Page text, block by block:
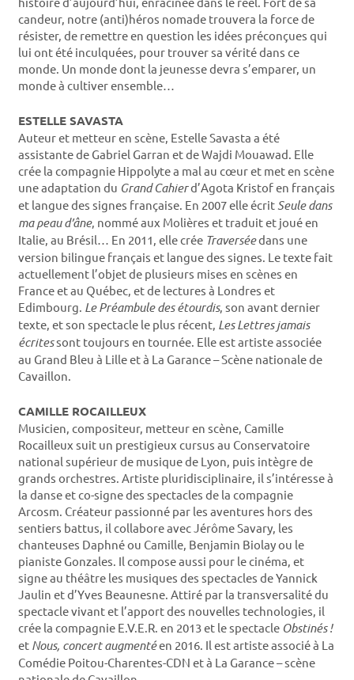
candeur, notre (anti)héros nomade trouvera la force de
résister, de remettre en question les idées préconçues qui
lui ont été inculquées, pour trouver sa vérité dans ce
monde. Un monde dont la jeunesse devra s’emparer, un
monde à cultiver ensemble…
ESTELLE SAVASTA
Auteur et metteur en scène, Estelle Savasta a été
assistante de Gabriel Garran et de Wajdi Mouawad. Elle
crée la compagnie Hippolyte a mal au cœur et met en scène
une adaptation du Grand Cahierd’Agota Kristof en français
et langue des signes française. En 2007 elle écritSeule dans
ma peau d’âne, nommé aux Molières et traduit et joué en
Italie, au Brésil… En 2011, elle crée Traverséedans une
version bilingue français et langue des signes. Le texte fait
actuellement l’objet de plusieurs mises en scènes en
France et au Québec, et de lectures à Londres et
Edimbourg. Le Préambule des étourdis, son avant dernier
texte, et son spectacle le plus récent, Les Lettres jamais
écritessont toujours en tournée. Elle est artiste associée
au Grand Bleu à Lille et à La Garance – Scène nationale de
Cavaillon.
CAMILLE ROCAILLEUX
Musicien, compositeur, metteur en scène, Camille
Rocailleux suit un prestigieux cursus au Conservatoire
national supérieur de musique de Lyon, puis intègre de
grands orchestres. Artiste pluridisciplinaire, il s’intéresse à
la danse et co-signe des spectacles de la compagnie
Arcosm. Créateur passionné par les aventures hors des
sentiers battus, il collabore avec Jérôme Savary, les
chanteuses Daphné ou Camille, Benjamin Biolay ou le
pianiste Gonzales. Il compose aussi pour le cinéma, et
signe au théâtre les musiques des spectacles de Yannick
Jaulin et d’Yves Beaunesne. Attiré par la transversalité du
spectacle vivant et l’apport des nouvelles technologies, il
crée la compagnie E.V.E.R. en 2013 et le spectacle Obstinés !
et Nous, concert augmentéen 2016. Il est artiste associé à La
Comédie Poitou-Charentes-CDN et à La Garance – scène